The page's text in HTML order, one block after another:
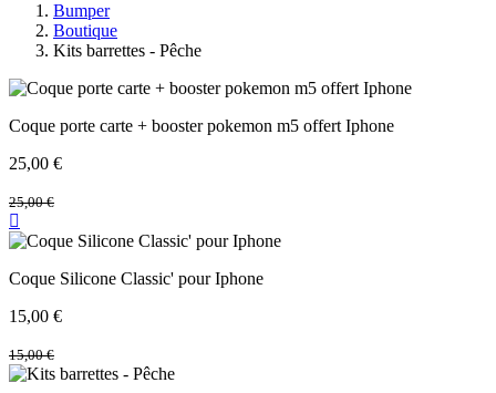
Bumper
Boutique
Kits barrettes - Pêche
Coque porte carte + booster pokemon m5 offert Iphone
25,00 €
25,00€
Coque Silicone Classic' pour Iphone
15,00 €
15,00€